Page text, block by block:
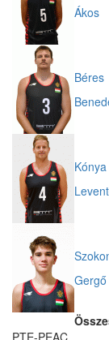
Ákos
Béres
Kónya
Gergő